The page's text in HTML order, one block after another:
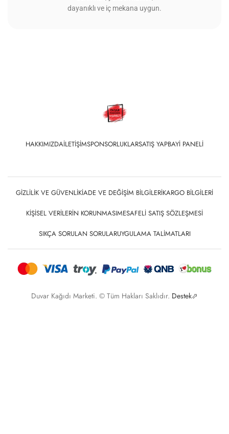
dayanıklı ve iç mekana uygun.
HAKKIMIZDAİLETIŞIMSPONSORLUKLARSATIŞ YAPBAYI PANELI
GIZLILIK VE GÜVENLIKİADE VE DEĞIŞIM BILGILERIKARGO BILGILERI
KIŞISEL VERILERIN KORUNMASIMESAFELI SATIŞ SÖZLEŞMESI
SIKÇA SORULAN SORULARUYGULAMA TALIMATLARI
Duvar Kağıdı Marketi. © Tüm Hakları Saklıdır. Destek⬀